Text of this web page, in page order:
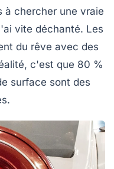
à chercher une vraie
vite déchanté. Les
du rêve avec des
c'est que 80 %
surface sont des